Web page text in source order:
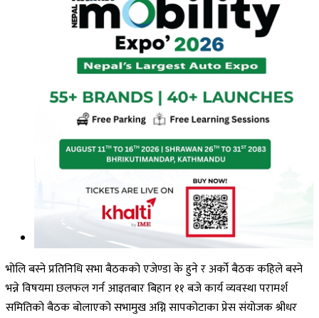
भोलि बस्ने प्रतिनिधि सभा बैठकको एजेण्डा के हुने र अर्को बैठक कहिले बस्ने
भन्ने विषयमा छलफल गर्न आइतबार बिहान ११ बजे कार्य व्यवस्था परामर्श
समितिको बैठक बोलाएको सभामुख अग्नि सापकोटाका प्रेस संयोजक श्रीधर